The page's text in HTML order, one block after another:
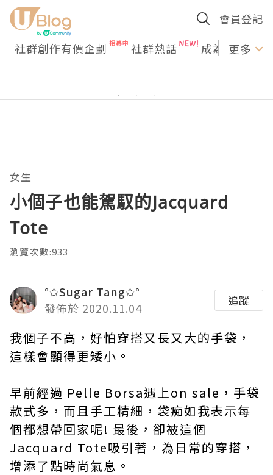
會員登記
社群創作有價企劃 社群熱話 成為U更多
女生
小個子也能駕馭的Jacquard
Tote
瀏覽次數:933
°✩Sugar Tang✩°
發佈於 2020.11.04
追蹤
我個子不高，好怕穿搭又長又大的手袋，
這樣會顯得更矮小。
早前經過 Pelle Borsa遇上on sale，手袋
款式多，而且手工精細，袋痴如我表示每
個都想帶回家呢! 最後，卻被這個
Jacquard Tote吸引著，為日常的穿搭，
增添了點時尚氣息。